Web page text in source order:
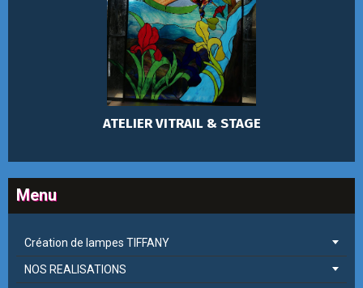
ATELIER VITRAIL & STAGE
Menu
Création de lampes TIFFANY
NOS REALISATIONS